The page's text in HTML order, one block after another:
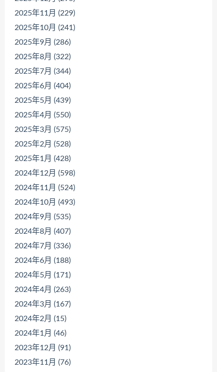
2025年11月 (229)
2025年10月 (241)
2025年9月 (286)
2025年8月 (322)
2025年7月 (344)
2025年6月 (404)
2025年5月 (439)
2025年4月 (550)
2025年3月 (575)
2025年2月 (528)
2025年1月 (428)
2024年12月 (598)
2024年11月 (524)
2024年10月 (493)
2024年9月 (535)
2024年8月 (407)
2024年7月 (336)
2024年6月 (188)
2024年5月 (171)
2024年4月 (263)
2024年3月 (167)
2024年2月 (15)
2024年1月 (46)
2023年12月 (91)
2023年11月 (76)